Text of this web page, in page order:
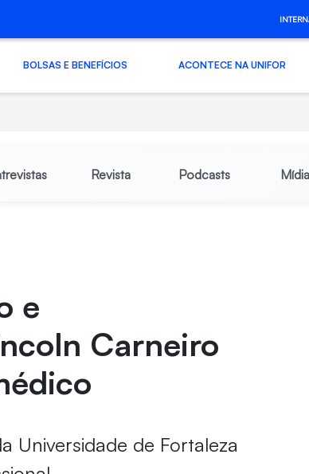
BOLSAS E BENEFÍCIOS ACONTECE NA UNIFOR
Revista Podcasts
e
Carneiro
Universidade de Fortaleza